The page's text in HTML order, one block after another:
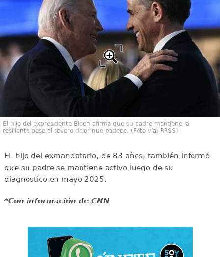
El hijo del expresidente Biden afirma que su padre mantiene la
resiliente pese al severo dolor que padece. (Foto vía: RRSS)
EL hijo del exmandatario, de 83 años, también informó
que su padre se mantiene activo luego de su
diagnostico en mayo 2025.
*Con información de CNN